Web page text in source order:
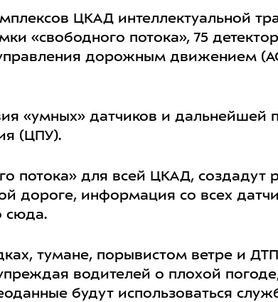
ЦКАД интеллектуальной
«свободного потока», 75
дорожным движением
«умных» датчиков и дальнейшей
(ЦПУ).
потока» для всей ЦКАД, создадут
дороге, информация со всех
сюда.
тумане, порывистом ветре и
водителей о плохой
будут использоваться